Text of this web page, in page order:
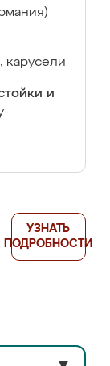
карусели
и
УЗНАТЬ
ПОДРОБНОСТИ